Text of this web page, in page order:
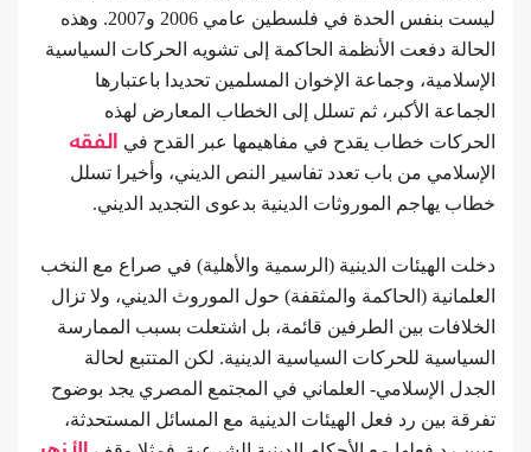
ليست بنفس الحدة في فلسطين عامي 2006 و2007. وهذه
الحالة دفعت الأنظمة الحاكمة إلى تشويه الحركات السياسية
الإسلامية، وجماعة الإخوان المسلمين تحديدا باعتبارها
الجماعة الأكبر، ثم تسلل إلى الخطاب المعارض لهذه
الحركات خطاب يقدح في مفاهيمها عبر القدح في
الفقه
الإسلامي من باب تعدد تفاسير النص الديني، وأخيرا تسلل
خطاب يهاجم الموروثات الدينية بدعوى التجديد الديني.
دخلت الهيئات الدينية (الرسمية والأهلية) في صراع مع النخب
العلمانية (الحاكمة والمثقفة) حول الموروث الديني، ولا تزال
الخلافات بين الطرفين قائمة، بل اشتعلت بسبب الممارسة
السياسية للحركات السياسية الدينية. لكن المتتبع لحالة
الجدل الإسلامي- العلماني في المجتمع المصري يجد بوضوح
تفرقة بين رد فعل الهيئات الدينية مع المسائل المستحدثة،